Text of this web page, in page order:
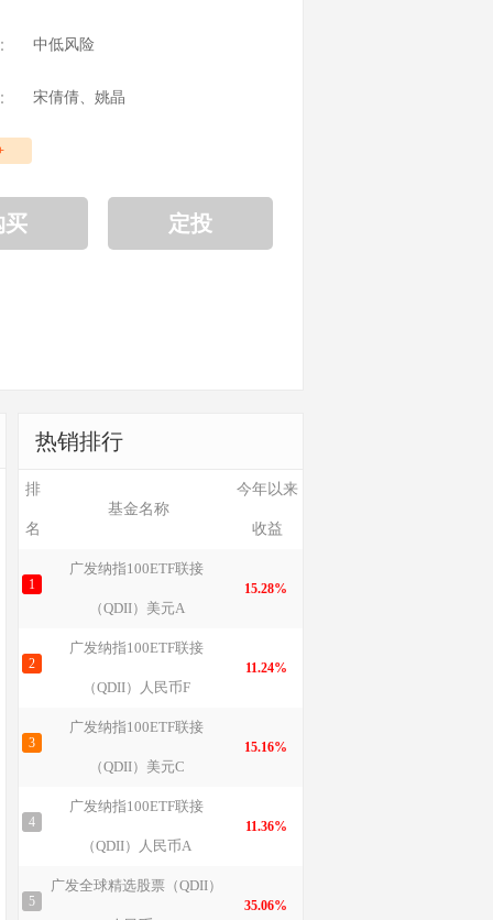
中低风险
宋倩倩、 姚晶
买 定投
热销排行
排
名
基金名称
今年以来
收益
1
广发纳指100ETF联接
（QDII）美元A
15.28%
2
广发纳指100ETF联接
（QDII）人民币F
11.24%
3
广发纳指100ETF联接
（QDII）美元C
15.16%
4
广发纳指100ETF联接
（QDII）人民币A
11.36%
5
广发全球精选股票（QDII）
35.06%